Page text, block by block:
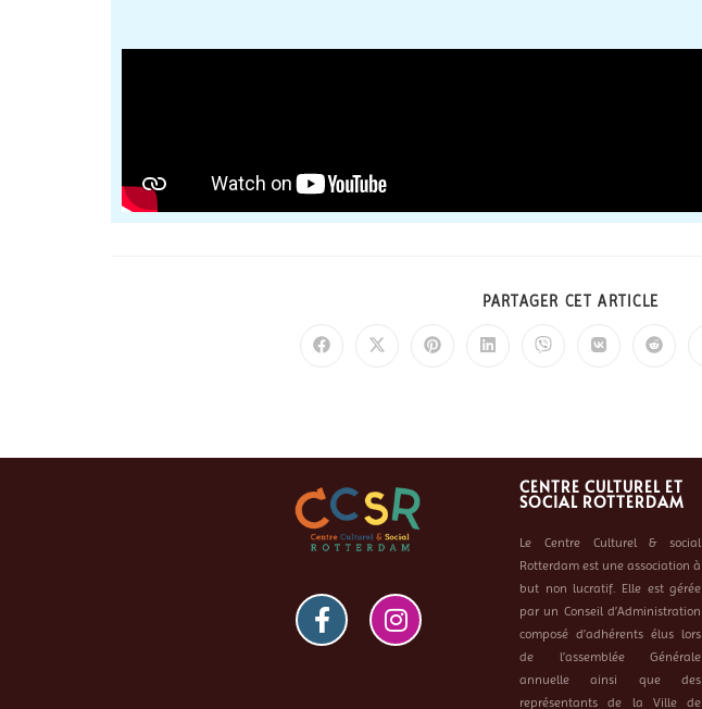
PARTAGER CET ARTICLE
CENTRE CULTUREL ET
SOCIAL ROTTERDAM
Le Centre Culturel & social
Rotterdam est une association à
but non lucratif. Elle est gérée
par un Conseil d’Administration
composé d’adhérents élus lors
de l’assemblée Générale
annuelle ainsi que des
représentants de la Ville de